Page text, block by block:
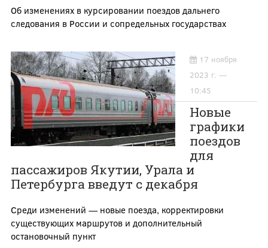
Об изменениях в курсировании поездов дальнего
следования в России и сопредельных государствах
17 ноября
2023 г. —
10:45
Новые
графики
поездов
для
пассажиров Якутии, Урала и
Петербурга введут с декабря
Среди изменений — новые поезда, корректировки
существующих маршрутов и дополнительный
остановочный пункт